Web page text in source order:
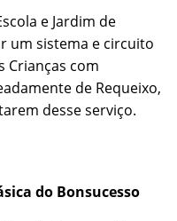
e Jardim de
um sistema e circuito
Crianças com
de Requeixo,
desse serviço.
do Bonsucesso